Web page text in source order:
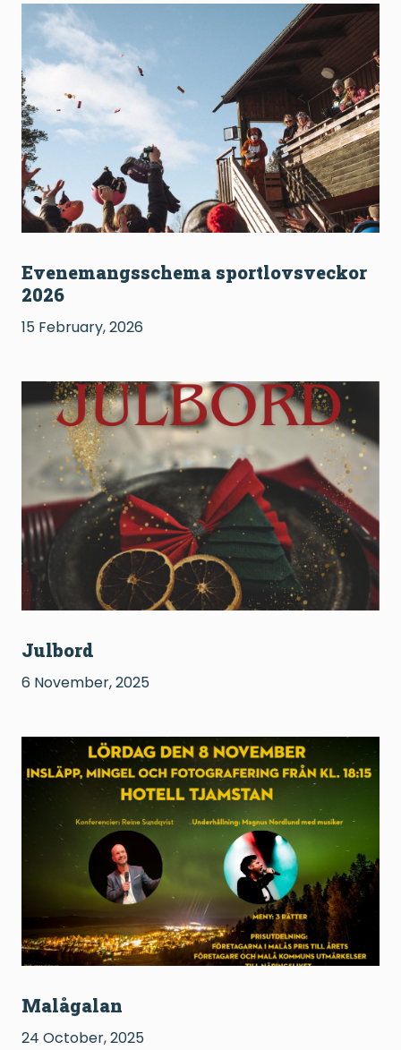
Evenemangsschema sportlovsveckor
2026
15 February, 2026
Julbord
6 November, 2025
Malågalan
24 October, 2025